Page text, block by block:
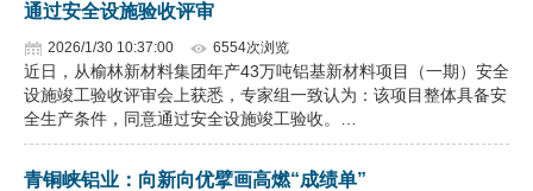
通过安全设施验收评审
2026/1/30 10:37:00 6554次浏览
近日，从榆林新材料集团年产43万吨铝基新材料项目（一期）安全
设施竣工验收评审会上获悉，专家组一致认为：该项目整体具备安
全生产条件，同意通过安全设施竣工验收。…
青铜峡铝业：向新向优擘画高燃“成绩单”